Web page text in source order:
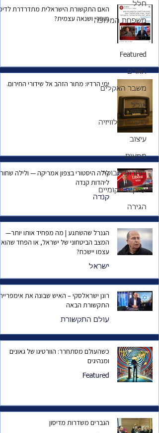
חלל
משפחת המלוכה
פרימיום
Featured
האו"ם
משבר האקלים
אוכל
ביקורת טלוויזיה
עיצוב
מסעות
כותרות הבוקר
עסקים מקומיים
הגירה
מפחיד אותו יותר—
המצב הביטחוני של
ישראל, או הפחד שהוא
עצמו יישכח?
האם התקשורת הישראלית מתדרדרת
מוסרי ושנאה עצמית?
ימי הרדיו: מתור הזהב אל שידורי החירום.
לילה היסטורי בצפון אמריקה — ולילה שחור
ליהדות קנדה
קנדה
הגנרל שהשתגע | מה מפחיד אותו יותר—
המצב הביטחוני של ישראל, או הפחד שהוא
עצמו יישכח?
ישראל
רונן ישראלסקי – האיש שבונה את
התקשורת הבאה
עולם התקשורת
כשהעולם מסתחרר: הוורטיגו של גאונים
ומנהיגים
Featured
הגברים משדרות מדיסון